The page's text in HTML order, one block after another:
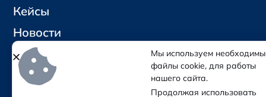
Кейсы
Новости
Контакты
Социальные сети и контакты
Мы используем
файлы cookie, для работы
нашего сайта.
Продолжая использовать